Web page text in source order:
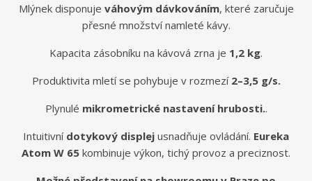
Mlýnek disponuje váhovým dávkováním, které zaručuje
přesné množství namleté kávy.
Kapacita zásobníku na kávová zrna je 1,2 kg.
Produktivita mletí se pohybuje v rozmezí 2–3,5 g/s.
Plynulé mikrometrické nastavení hrubosti..
Intuitivní dotykový displej usnadňuje ovládání. Eureka
Atom W 65 kombinuje výkon, tichý provoz a preciznost.